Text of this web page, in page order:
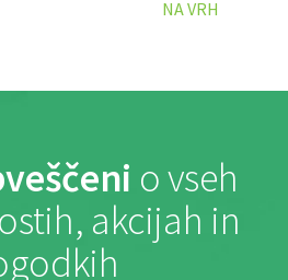
NA VRH
o vseh
akcijah in